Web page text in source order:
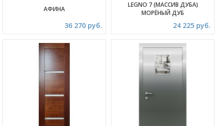
АФИНА
36 270 руб.
LEGNO 7 (МАССИВ ДУБА)
МОРЁНЫЙ ДУБ
24 225 руб.